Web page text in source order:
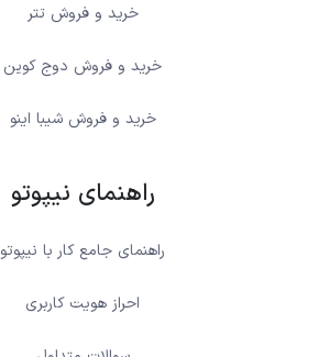
خرید و فروش تتر
خرید و فروش دوج کوین
خرید و فروش شیبا اینو
راهنمای نیپوتو
راهنمای جامع کار با نیپوتو
احراز هویت کاربری